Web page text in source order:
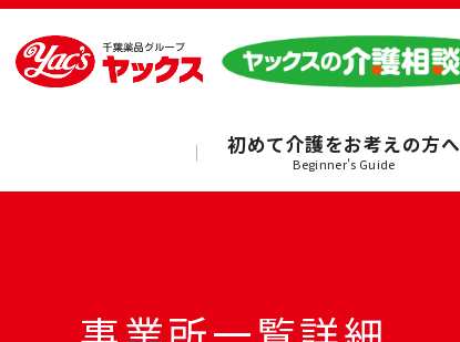
初めて介護をお考えの方へ
Beginner's Guide